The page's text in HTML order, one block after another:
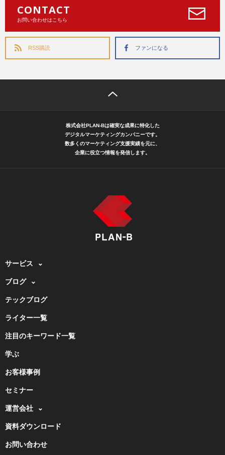
CONTACT
お問い合わせはこちら
RSS購読 ファンになる
株式会社PLAN-Bは確実な成果に特化した
デジタルマーケティングカンパニーです。
数多くのマーケティング支援実績を元に、
企業に役立つ情報を発信します。
サービス
ブログ
テックブログ
ライター一覧
注目のキーワード一覧
学ぶ
お客様事例
セミナー
運営会社
資料ダウンロード
お問い合わせ